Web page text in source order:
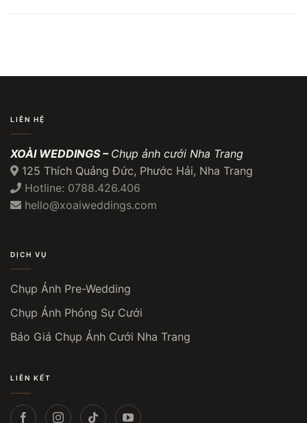
LIÊN HỆ
XOÀI WEDDINGS – Chụp ảnh cưới Nha Trang
125 Thích Quảng Đức, Phước Hải, Nha Trang
Hotline: 0788.426.406
hello@xoaiweddings.com
DỊCH VỤ
Chụp Ảnh Pre-Wedding
Chụp Ảnh Phóng Sự Cưới
Báo Giá Chụp Ảnh Cưới Nha Trang
LIÊN KẾT